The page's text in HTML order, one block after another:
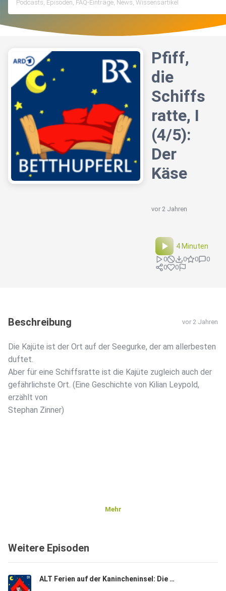
Pfiff,
die
Schiffs
ratte, I
(4/5):
Der
Käse
vor 2 Jahren
4 Minuten
0 0 0
0
0
0
Beschreibung vor 2 Jahren
Die Kajüte ist der Ort auf der Seegurke, der am allerbesten
duftet.
Aber für eine Schiffsratte ist die Kajüte zugleich auch der
gefährlichste Ort. (Eine Geschichte von Kilian Leypold,
erzählt von
Stephan Zinner)
Mehr
Weitere Episoden
ALT Ferien auf der Kanincheninsel: Die Flaschenpost| Eine Gute-Nacht-Geschichte ab 5 Jahren